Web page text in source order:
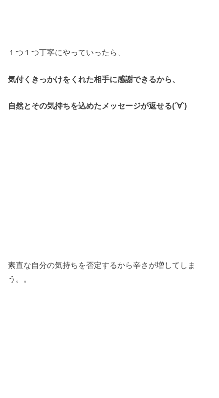
１つ１つ丁寧にやっていったら、
気付くきっかけをくれた相手に感謝できるから、
自然とその気持ちを込めたメッセージが返せる(´∀`)
素直な自分の気持ちを否定するから辛さが増してしま
う。。